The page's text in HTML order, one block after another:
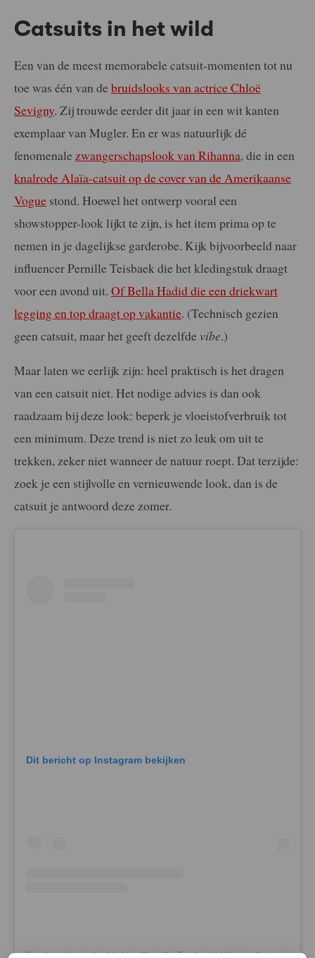
Catsuits in het wild
Een van de meest memorabele catsuit-momenten tot nu
toe was één van de bruidslooks van actrice Chloë
Sevigny. Zij trouwde eerder dit jaar in een wit kanten
exemplaar van Mugler. En er was natuurlijk dé
fenomenale zwangerschapslook van Rihanna, die in een
knalrode Alaïa-catsuit op de cover van de Amerikaanse
Vogue stond. Hoewel het ontwerp vooral een
showstopper-look lijkt te zijn, is het item prima op te
nemen in je dagelijkse garderobe. Kijk bijvoorbeeld naar
influencer Pernille Teisbaek die het kledingstuk draagt
voor een avond uit. Of Bella Hadid die een driekwart
legging en top draagt op vakantie. (Technisch gezien
geen catsuit, maar het geeft dezelfde vibe.)
Maar laten we eerlijk zijn: heel praktisch is het dragen
van een catsuit niet. Het nodige advies is dan ook
raadzaam bij deze look: beperk je vloeistofverbruik tot
een minimum. Deze trend is niet zo leuk om uit te
trekken, zeker niet wanneer de natuur roept. Dat terzijde:
zoek je een stijlvolle en vernieuwende look, dan is de
catsuit je antwoord deze zomer.
Dit bericht op Instagram bekijken
Een bericht gedeeld door Pernille Teisbaek (@pernilleteisbaek)